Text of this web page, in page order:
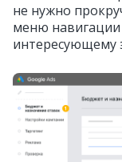
не нужно
меню навигации
интересующему